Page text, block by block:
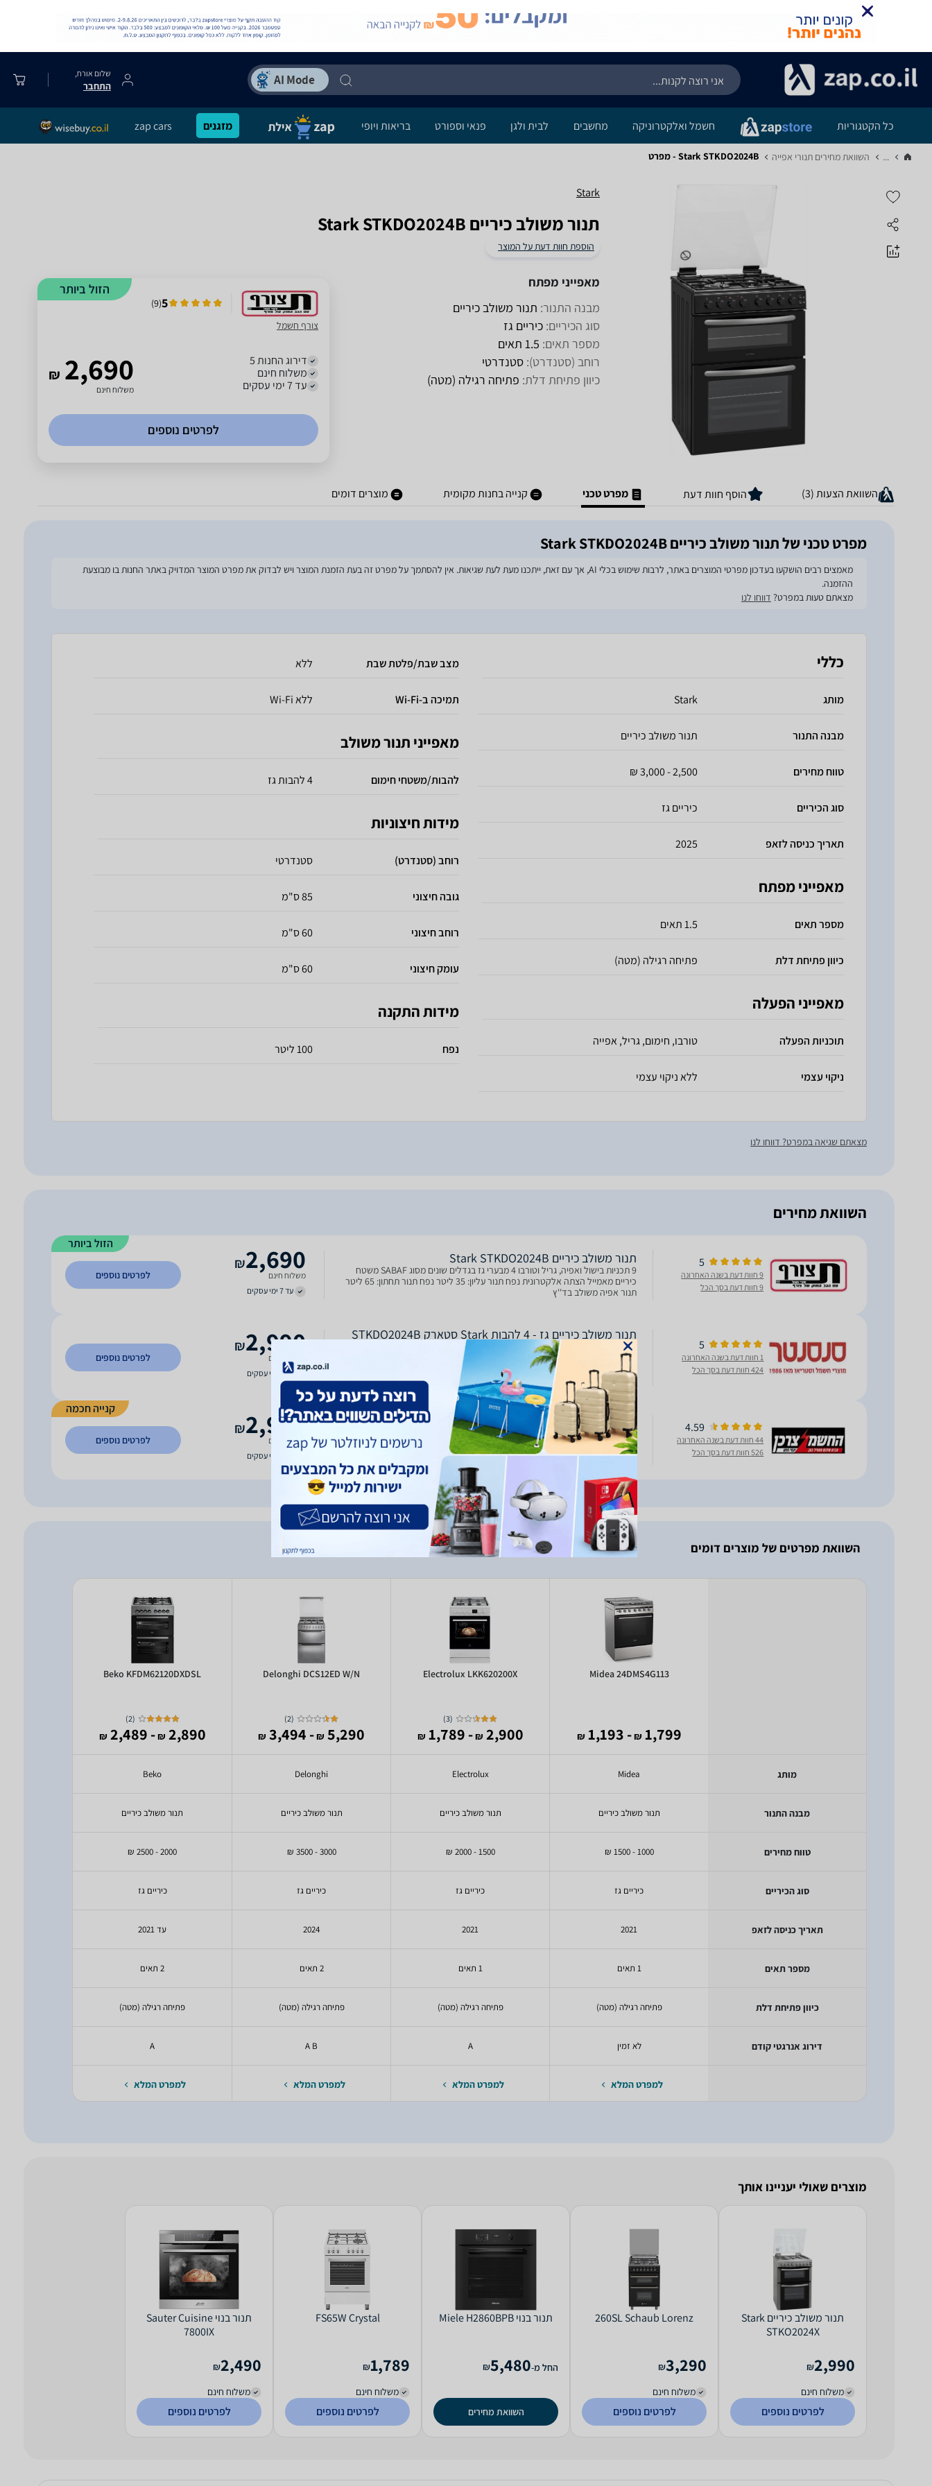
שלום אורח,
התחבר
כל הקטגוריות חשמל ואלקטרוניקה מחשבים לבית ולגן פנאי וספורט בריאות ויופי מזגנים zap cars
... השוואת מחירים תנורי אפייה‏ Stark STKDO2024B - מפרט
Stark
‏תנור משולב כיריים Stark STKDO2024B
הוספת חוות דעת על המוצר
מאפייני מפתח
מבנה התנור: תנור משולב כיריים
סוג הכיריים: כיריים גז
מספר תאים: 1.5 תאים
רוחב (סטנדרט): סטנדרטי
כיוון פתיחת דלת: פתיחה רגילה (מטה)
הזול ביותר
5
(
9
)
צורף חשמל
דירוג החנות 5
משלוח חינם
עד 7 ימי עסקים
₪ 2,690
משלוח חינם
לפרטים נוספים
השוואת הצעות (3) הוסף חוות דעת מפרט טכני קנייה בחנות מקומית מוצרים דומים
מפרט טכני של ‏תנור משולב כיריים Stark STKDO2024B
מאמצים רבים הושקעו בעדכון מפרטי המוצרים באתר, לרבות שימוש בכלי AI, אך עם זאת, ייתכנו מעת לעת שגיאות. אין להסתמך על מפרט זה בעת הזמנת המוצר ויש לבדוק את מפרט המוצר המדויק באתר החנות בו מבוצעת
ההזמנה.
מצאתם טעות במפרט? דווחו לנו
כללי
מותג Stark
מבנה התנור תנור משולב כיריים
טווח מחירים 2,500 - 3,000 ₪
סוג הכיריים כיריים גז
תאריך כניסה לזאפ 2025
מאפייני מפתח
מספר תאים 1.5 תאים
כיוון פתיחת דלת פתיחה רגילה (מטה)
מאפייני הפעלה
תוכניות הפעלה טורבו, חימום, גריל, אפייה
ניקוי עצמי ללא ניקוי עצמי
מצב שבת/פלטת שבת ללא
תמיכה ב-Wi-Fi ללא Wi-Fi
מאפייני תנור משולב
להבות/משטחי חימום 4 להבות גז
מידות חיצוניות
רוחב (סטנדרט) סטנדרטי
גובה חיצוני 85 ס"מ
רוחב חיצוני 60 ס"מ
עומק חיצוני 60 ס"מ
מידות התקנה
נפח 100 ליטר
מצאתם שגיאה במפרט? דווחו לנו
השוואת מחירים
הזול ביותר
5
9 חוות דעת בשנה האחרונה
9 חוות דעת בסך הכל
‏תנור משולב כיריים Stark STKDO2024B
9 תכניות בישול ואפיה, גריל וטורבו 4 מבערי גז בגדלים שונים מסוג SABAF משטח
כיריים מאמייל הצתה אלקטרונית נפח תנור עליון: 35 ליטר נפח תנור תחתון: 65 ליטר
תנור אפיה משולב בד''ץ
2,690
₪
משלוח חינם
עד 7 ימי עסקים
לפרטים נוספים
5
1 חוות דעת בשנה האחרונה
424 חוות דעת בסך הכל
תנור משולב כיריים גז - 4 להבות Stark סטארק STKDO2024B
שחור
2300W נפח תנור עליון: 35 ליטר נפח תנור תחתון: 65 ליטר
2,990
₪
משלוח חינם
עד 7 ימי עסקים
לפרטים נוספים
קנייה חכמה
4.59
44 חוות דעת בשנה האחרונה
526 חוות דעת בסך הכל
תנור דו תאי משולב כיריים גז 4 להבות Stark סטארק
STKDO2024B שחור
ניקוי עצמי: ללא רוחב: 60 ס''מ גימור: שחור
2,990
₪
משלוח חינם
לפרטים נוספים
השוואת מפרטים של מוצרים דומים
מותג
מבנה התנור
טווח מחירים
סוג הכיריים
תאריך כניסה לזאפ
מספר תאים
כיוון פתיחת דלת
דירוג אנרגטי קודם
Midea 24DMS4G113
1,799
₪
- 1,193
₪
Midea
תנור משולב כיריים
1000 - 1500 ₪
כיריים גז
2021
1 תאים
פתיחה רגילה (מטה)
לא זמין
למפרט המלא
Electrolux LKK620200X
(
3
)
2,900
₪
- 1,789
₪
Electrolux
תנור משולב כיריים
1500 - 2000 ₪
כיריים גז
2021
1 תאים
פתיחה רגילה (מטה)
A
למפרט המלא
Delonghi DCS12ED W/N
(
2
)
5,290
₪
- 3,494
₪
Delonghi
תנור משולב כיריים
3000 - 3500 ₪
כיריים גז
2024
2 תאים
פתיחה רגילה (מטה)
A B
למפרט המלא
Beko KFDM62120DXDSL
(
2
)
2,890
₪
- 2,489
₪
Beko
תנור משולב כיריים
2000 - 2500 ₪
כיריים גז
עד 2021
2 תאים
פתיחה רגילה (מטה)
A
למפרט המלא
מוצרים שאולי יעניינו אותך
‏תנור משולב כיריים Stark
STKO2024X
2,990
₪
משלוח חינם
לפרטים נוספים
260SL Schaub Lorenz
3,290
₪
משלוח חינם
לפרטים נוספים
‏תנור בנוי Miele H2860BPB
החל מ-5,480
₪
השוואת מחירים
FS65W Crystal
1,789
₪
משלוח חינם
לפרטים נוספים
‏תנור בנוי Sauter Cuisine
7800IX
2,490
₪
משלוח חינם
לפרטים נוספים